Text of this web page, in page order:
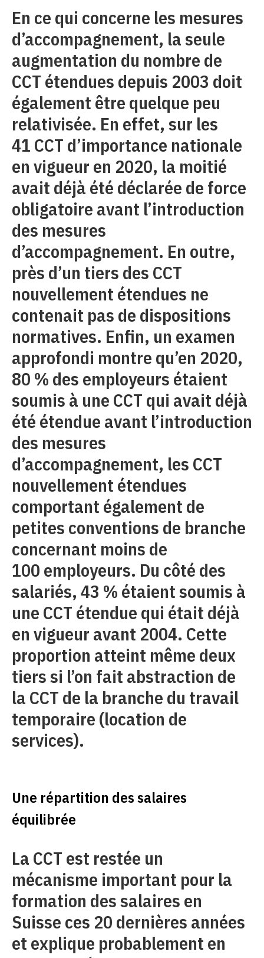
En ce qui concerne les mesures
d’accompagnement, la seule
augmentation du nombre de
CCT étendues depuis 2003 doit
également être quelque peu
relativisée. En effet, sur les
41 CCT d’importance nationale
en vigueur en 2020, la moitié
avait déjà été déclarée de force
obligatoire avant l’introduction
des mesures
d’accompagnement. En outre,
près d’un tiers des CCT
nouvellement étendues ne
contenait pas de dispositions
normatives. Enfin, un examen
approfondi montre qu’en 2020,
80 % des employeurs étaient
soumis à une CCT qui avait déjà
été étendue avant l’introduction
des mesures
d’accompagnement, les CCT
nouvellement étendues
comportant également de
petites conventions de branche
concernant moins de
100 employeurs. Du côté des
salariés, 43 % étaient soumis à
une CCT étendue qui était déjà
en vigueur avant 2004. Cette
proportion atteint même deux
tiers si l’on fait abstraction de
la CCT de la branche du travail
temporaire (location de
services).
Une répartition des salaires
équilibrée
La CCT est restée un
mécanisme important pour la
formation des salaires en
Suisse ces 20 dernières années
et explique probablement en